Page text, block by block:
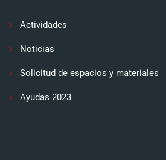
Actividades
Noticias
Solicitud de espacios y materiales
Ayudas 2023